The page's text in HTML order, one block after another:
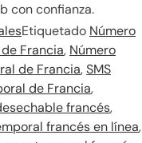
con confianza.
Etiquetado Número
Francia, Número
de Francia,SMS
de Francia,
francés,
francés en línea,